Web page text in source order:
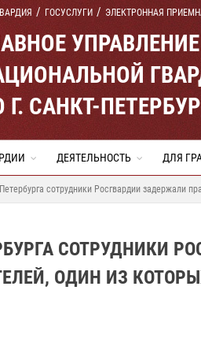
ГОСУСЛУГИ ЭЛЕКТРОННАЯ
Г. САНКТ-
ДЕЯТЕЛЬНОСТЬ ДЛЯ
сотрудники Росгвардии задержали
СОТРУДНИКИ
ОДИН ИЗ